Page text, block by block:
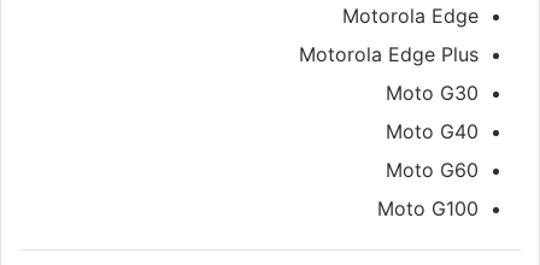
Motorola Edge
Motorola Edge Plus
Moto G30
Moto G40
Moto G60
Moto G100